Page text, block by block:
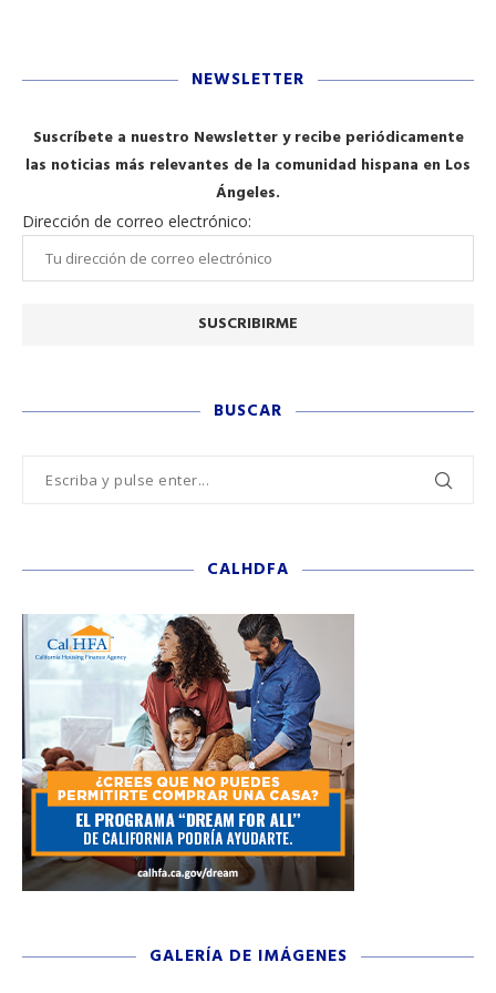
NEWSLETTER
Suscríbete a nuestro Newsletter y recibe periódicamente
las noticias más relevantes de la comunidad hispana en Los
Ángeles.
Dirección de correo electrónico:
BUSCAR
CALHDFA
GALERÍA DE IMÁGENES